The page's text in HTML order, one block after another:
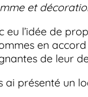
et
l’idée de
en
de
ai présenté un